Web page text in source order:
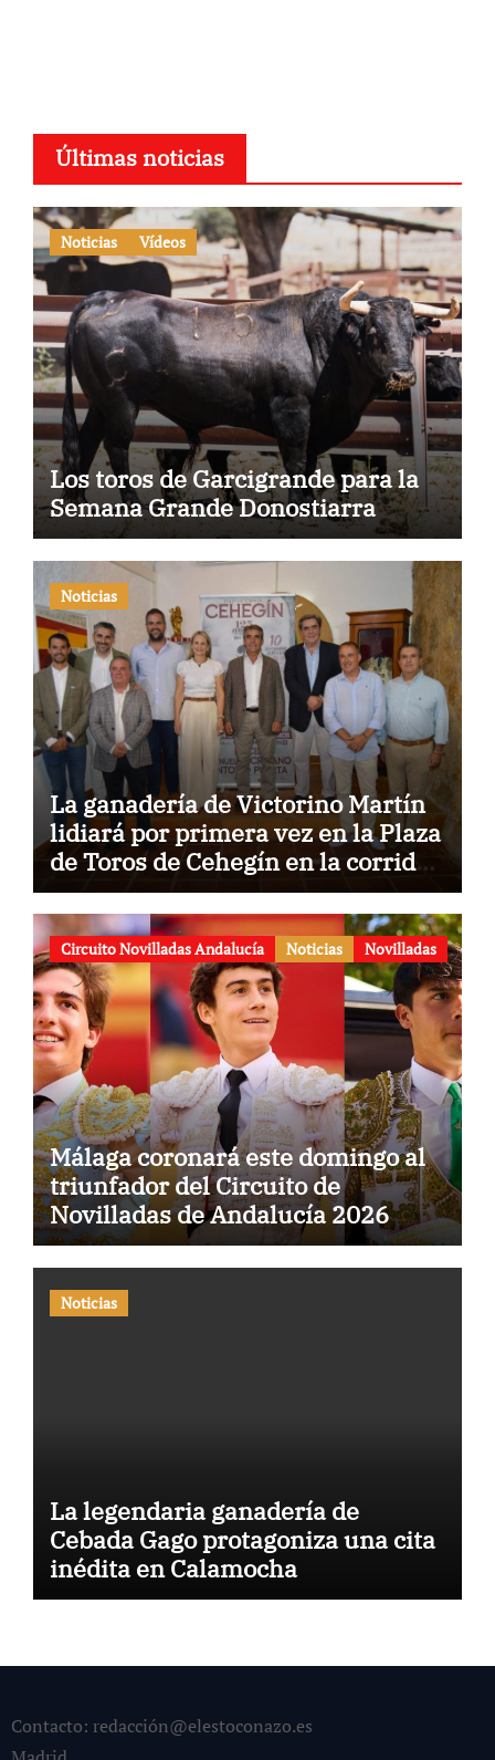
Últimas noticias
Noticias Vídeos
Los toros de Garcigrande para la
Semana Grande Donostiarra
Noticias
La ganadería de Victorino Martín
lidiará por primera vez en la Plaza
de Toros de Cehegín en la corrida
conmemorativa de su 125
aniversario
Circuito Novilladas Andalucía Noticias Novilladas
Málaga coronará este domingo al
triunfador del Circuito de
Novilladas de Andalucía 2026
Noticias
La legendaria ganadería de
Cebada Gago protagoniza una cita
inédita en Calamocha
Contacto: redacción@elestoconazo.es